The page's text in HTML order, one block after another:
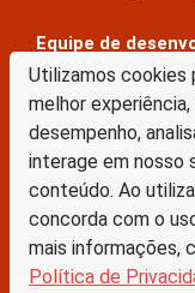
Utilizamos cookies
melhor experiência,
desempenho,
interage em nosso
conteúdo. Ao
concorda com o
mais informações,
Política de
Equipe de
Keite Aparecida Duarte
Márcio Vinícius De
Saul Victor De Castro
A Biblioteca Digital da
Atribuição Sem Derivações